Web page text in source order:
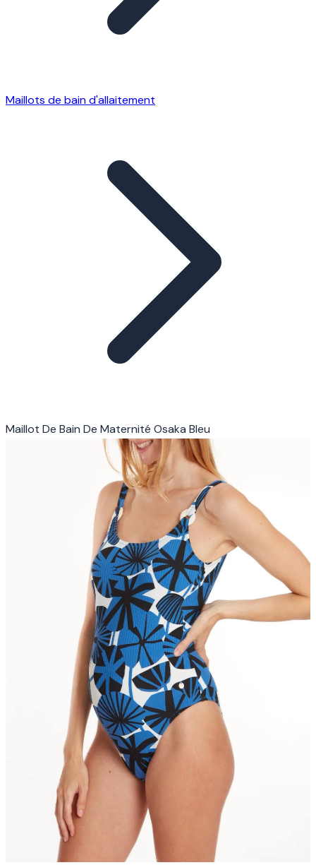
Maillots de bain d'allaitement
Maillot De Bain De Maternité Osaka Bleu